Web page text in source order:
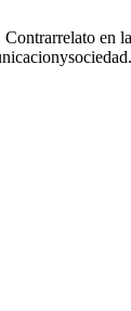
en